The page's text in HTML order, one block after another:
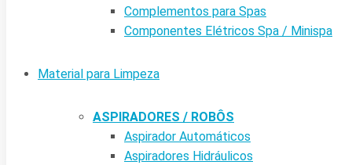
Complementos para Spas
Componentes Elétricos Spa / Minispa
Material para Limpeza
ASPIRADORES / ROBÔS
Aspirador Automáticos
Aspiradores Hidráulicos